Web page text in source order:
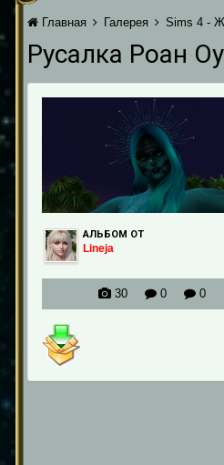
Главная Галерея Sims 4 -
Русалка Роан
АЛЬБОМ ОТ
Lineja
30 0 0